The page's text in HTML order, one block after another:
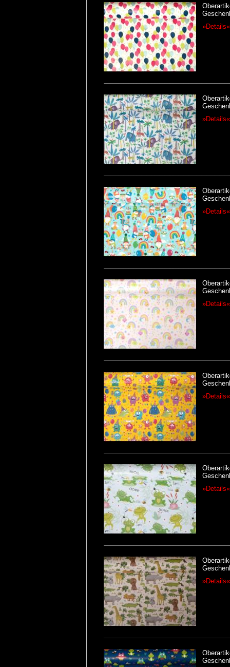
»Details«
»Details«
»Details«
»Details«
»Details«
»Details«
»Details«